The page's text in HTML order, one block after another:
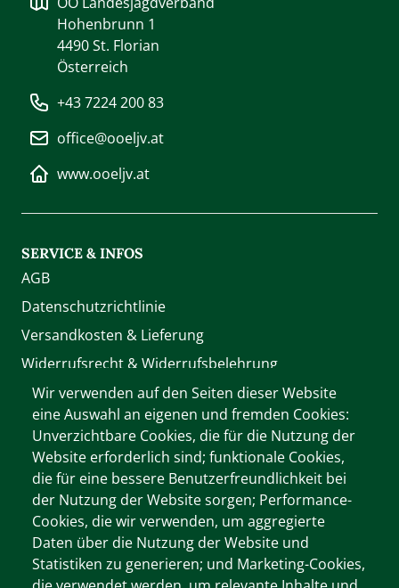
Hohenbrunn 1
4490St. Florian
Österreich
+43 7224 200 83
office@ooeljv.at
www.ooeljv.at
SERVICE & INFOS
AGB
Datenschutzrichtlinie
Versandkosten & Lieferung
Widerrufsrecht & Widerrufsbelehrung
Zahlung
WIR AKZEPTIEREN
Wichtige Informationen
Cookie-Dokumentation
Cookie-Einstellungen
Wir verwenden auf den Seiten dieser Website
eine Auswahl an eigenen und fremden Cookies:
Unverzichtbare Cookies, die für die Nutzung der
Website erforderlich sind; funktionale Cookies,
die für eine bessere Benutzerfreundlichkeit bei
der Nutzung der Website sorgen; Performance-
Cookies, die wir verwenden, um aggregierte
Daten über die Nutzung der Website und
Statistiken zu generieren; und Marketing-Cookies,